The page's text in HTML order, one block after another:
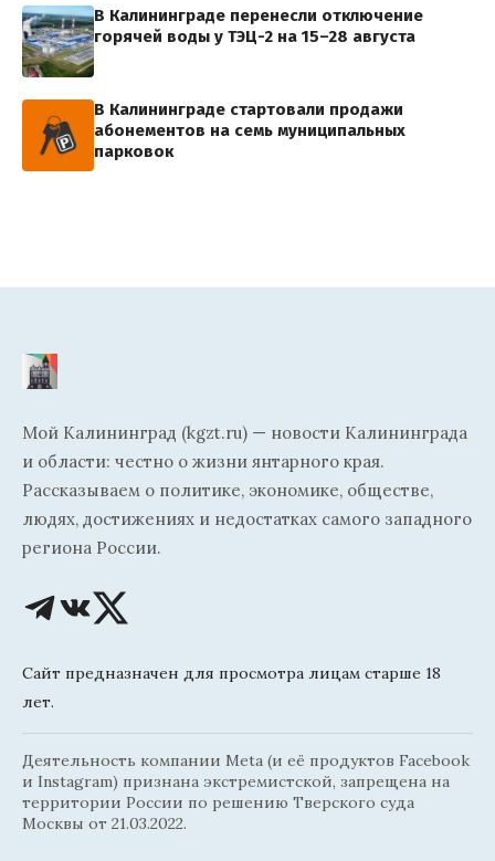
В Калининграде перенесли отключение
горячей воды у ТЭЦ-2 на 15–28 августа
В Калининграде стартовали продажи
абонементов на семь муниципальных
парковок
Мой Калининград (kgzt.ru) — новости Калининграда
и области: честно о жизни янтарного края.
Рассказываем о политике, экономике, обществе,
людях, достижениях и недостатках самого западного
региона России.
Сайт предназначен для просмотра лицам старше 18
лет.
Деятельность компании Meta (и её продуктов Facebook
и Instagram) признана экстремистской, запрещена на
территории России по решению Тверского суда
Москвы от 21.03.2022.